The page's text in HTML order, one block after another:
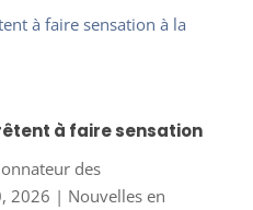
à faire sensation
des
2026 | Nouvelles en